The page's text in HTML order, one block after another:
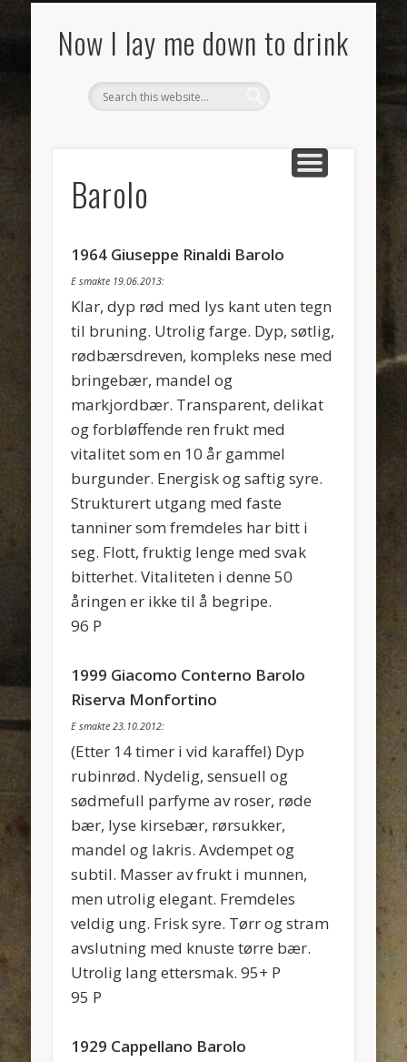
Now I lay me down to drink
Barolo
1964 Giuseppe Rinaldi Barolo
E smakte 19.06.2013:
Klar, dyp rød med lys kant uten tegn
til bruning. Utrolig farge. Dyp, søtlig,
rødbærsdreven, kompleks nese med
bringebær, mandel og
markjordbær. Transparent, delikat
og forbløffende ren frukt med
vitalitet som en 10 år gammel
burgunder. Energisk og saftig syre.
Strukturert utgang med faste
tanniner som fremdeles har bitt i
seg. Flott, fruktig lenge med svak
bitterhet. Vitaliteten i denne 50
åringen er ikke til å begripe.
96 P
1999 Giacomo Conterno Barolo
Riserva Monfortino
E smakte 23.10.2012:
(Etter 14 timer i vid karaffel) Dyp
rubinrød. Nydelig, sensuell og
sødmefull parfyme av roser, røde
bær, lyse kirsebær, rørsukker,
mandel og lakris. Avdempet og
subtil. Masser av frukt i munnen,
men utrolig elegant. Fremdeles
veldig ung. Frisk syre. Tørr og stram
avslutning med knuste tørre bær.
Utrolig lang ettersmak. 95+ P
95 P
1929 Cappellano Barolo